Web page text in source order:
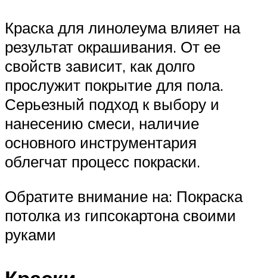
Краска для линолеума влияет на
результат окрашивания. От ее
свойств зависит, как долго
прослужит покрытие для пола.
Серьезный подход к выбору и
нанесению смеси, наличие
основного инструментария
облегчат процесс покраски.
Обратите внимание на: Покраска
потолка из гипсокартона своими
руками